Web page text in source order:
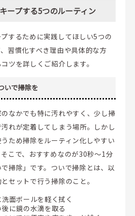
ープする5つのルーティン
するために実践してほしい5つの
習慣化すべき理由や具体的な方
ツを詳しくご紹介します。
いで掃除を
なかでも特に汚れやすく、少し掃
れが定着してしまう場所。しかし
ため掃除をルーティン化しやすい
こで、おすすめなのが30秒～1分
掃除」です。ついで掃除とは、以
セットで行う掃除のこと。
面ボールを軽く拭く
に鏡の水滴を取る